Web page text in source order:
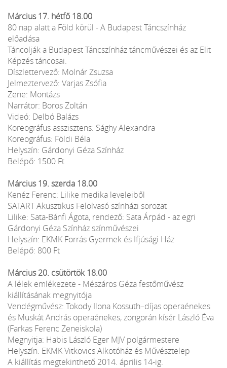
Március 17. hétfő 18.00
80 nap alatt a Föld körül - A Budapest Táncszínház
előadása
Táncolják a Budapest Táncszínház táncművészei és az Elit
Képzés táncosai.
Díszlettervező: Molnár Zsuzsa
Jelmeztervező: Varjas Zsófia
Zene: Montázs
Narrátor: Boros Zoltán
Videó: Delbó Balázs
Koreográfus asszisztens: Sághy Alexandra
Koreográfus: Földi Béla
Helyszín: Gárdonyi Géza Színház
Belépő: 1500 Ft
Március 19. szerda 18.00
Kenéz Ferenc: Lilike medika leveleiből
SATART Akusztikus Felolvasó színházi sorozat
Lilike: Sata-Bánfi Ágota, rendező: Sata Árpád - az egri
Gárdonyi Géza Színház színművészei
Helyszín: EKMK Forrás Gyermek és Ifjúsági Ház
Belépő: 800 Ft
Március 20. csütörtök 18.00
A lélek emlékezete - Mészáros Géza festőművész
kiállításának megnyitója
Vendégművész: Tokody Ilona Kossuth–díjas operaénekes
és Muskát András operaénekes, zongorán kísér László Éva
(Farkas Ferenc Zeneiskola)
Megnyitja: Habis László Eger MJV polgármestere
Helyszín: EKMK Vitkovics Alkotóház és Művésztelep
A kiállítás megtekinthető 2014. április 14-ig.